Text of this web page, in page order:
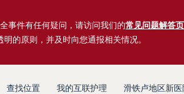
事件有任何疑问，请访问我们的常见问题解答
的原则，并及时向您通报相关情况。
查找位置 我的互联护理 滑铁卢地区新